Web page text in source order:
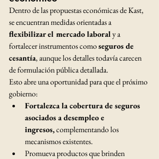
Dentro de las propuestas económicas de Kast,
se encuentran medidas orientadas a
flexibilizar el mercado laboral y a
fortalecer instrumentos como seguros de
cesantía, aunque los detalles todavía carecen
de formulación pública detallada.
Esto abre una oportunidad para que el próximo
gobierno:
Fortalezca la cobertura de seguros
asociados a desempleo e
ingresos, complementando los
mecanismos existentes.
Promueva productos que brinden